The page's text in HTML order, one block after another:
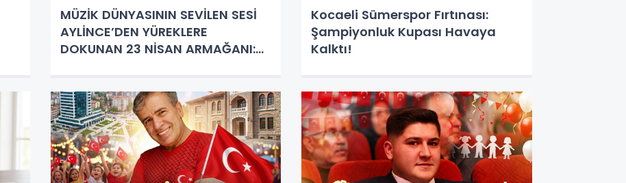
MÜZİK DÜNYASININ SEVİLEN SESİ
AYLİNCE’DEN YÜREKLERE
DOKUNAN 23 NİSAN ARMAĞANI:
Kocaeli Sümerspor Fırtınası:
Şampiyonluk Kupası Havaya
Kalktı!